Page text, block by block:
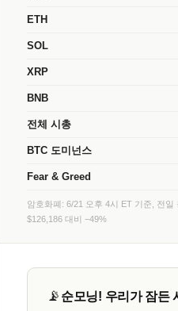
ETH
SOL
XRP
BNB
전체 시총
BTC 도미넌스
Fear & Greed
암호화폐: 6/21 오후 4시 ET 기준, 전
$126,186 대비 −49%
📡 순모닝! 우리가 잠든